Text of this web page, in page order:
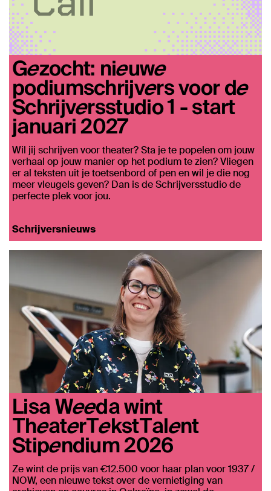
Gezocht: nieuwe
podiumschrijvers voor de
Schrijversstudio 1 - start
januari 2027
Wil jij schrijven voor theater? Sta je te popelen om jouw
verhaal op jouw manier op het podium te zien? Vliegen
er al teksten uit je toetsenbord of pen en wil je die nog
meer vleugels geven? Dan is de Schrijversstudio de
perfecte plek voor jou.
Schrijversnieuws
Lisa Weeda wint
TheaterTekstTalent
Stipendium 2026
Ze wint de prijs van €12.500 voor haar plan voor 1937 /
NOW, een nieuwe tekst over de vernietiging van